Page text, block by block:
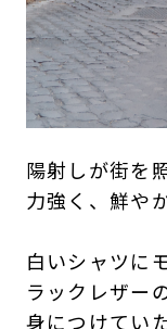
陽射しが街を
力強く、鮮や
白いシャツに
ラックレザー
身につけてい